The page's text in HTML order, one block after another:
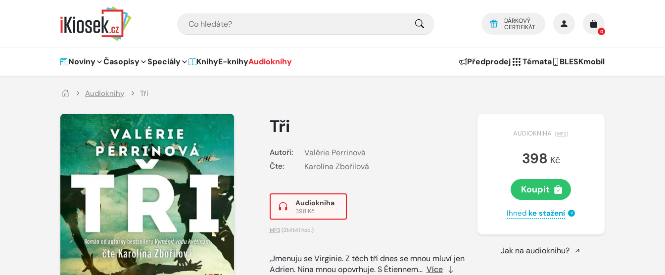
DÁRKOVÝ
CERTIFIKÁT
0
Hlavní navigace
Noviny Časopisy Speciály KnihyE-knihyAudioknihy Předprodej Témata BLESKmobil
Audioknihy Tři
Tři
Autoři: Valérie Perrinová
Čte: Karolína Zbořilová
Audiokniha
398 Kč
MP3(21:41:41 hod.)
,Jmenuju se Virginie. Z těch tří dnes se mnou mluví jen
Adrien. Nina mnou opovrhuje. S Étiennem... Více
AUDIOKNIHA (MP3)
398 Kč
Koupit
Ihned ke stažení ?
Jak na audioknihu?